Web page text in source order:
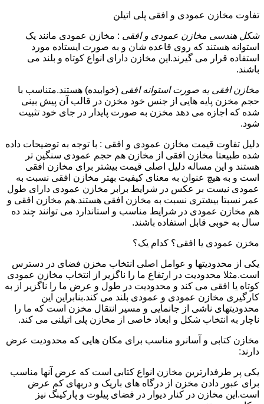
تفاوت مخازن عمودی و افقی پلی اتیلن
شکل هندسی مخازن عمودی و افقی : مخازن عمودی مانند یک
استوانه هستند که روی قاعده شان و به صورت ایستاده مورد
استفاده قرار می گیرند.این مخازن دارای انواع کوتاه و بلند می
باشند.
مخازن افقی به صورت استوانه افقی (خوابیده) هستند.متناسب با
حجم مخزن پایه هایی از جنس خود مخزن در قالب آن پیش بینی
شده که اجازه می دهد مخزن به صورت پایدار در جای خود تثبیت
شود.
دلیل تفاوت قیمت مخازن عمودی و افقی : با توجه به توضیحات داده
شده طبیعتا مخازن افقی از مخازن هم حجم عمودی سنگین تر
هستند و این مساله دلیل اصلی قیمت بیشتر برای مخازن افقی
است و به هیچ عنوان به معنای کیفیت بهتر مخازن افقی نسبت به
عمودی نیست بر عکس در شرایط برابر مخازن عمودی دارای طول
عمر نسبتا بیشتری نسبت به مخازن افقی هستند.هم مخازن افقی و
هم مخازن عمودی در شرایط مناسب و استاندارد می توانند چند ده
سال به خوبی قابل استفاده باشند.
مخزن عمودی یا افقی؟ کدام یک؟
یکی از محدودیتها و عوامل اصلی انتخاب مخزن فضای در دسترس
است.مثلا محدودیت در ارتفاع ما را ناگزیر از انتخاب مخازن عمودی
کوتاه یا افقی می کند و محدودیت در طول و عرض ما را ناگزیر از به
کارگیری مخازن عمودی و عمودی بلند می کند.بنابراین این
محدودیتهای ناشی از جانمایی و مسیر انتقال مخزن است که ما را
ناچار به انتخاب شکل و ابعاد خاصی از مخازن پلی اتیلنی می کند.
مخازن کتابی و آسانرو مناسب برای مکان هایی که محدودیت عرض
دارند:
یکی پر طرفدارترین مخازن انواع کتابی است که عرض آنها مناسب
برای عبور دادن مخزن از درگاه های باریک و دربهای کم عرض
است.این مخازن در کنار دیوار در فضای پیلوت و پارکینگ نیز